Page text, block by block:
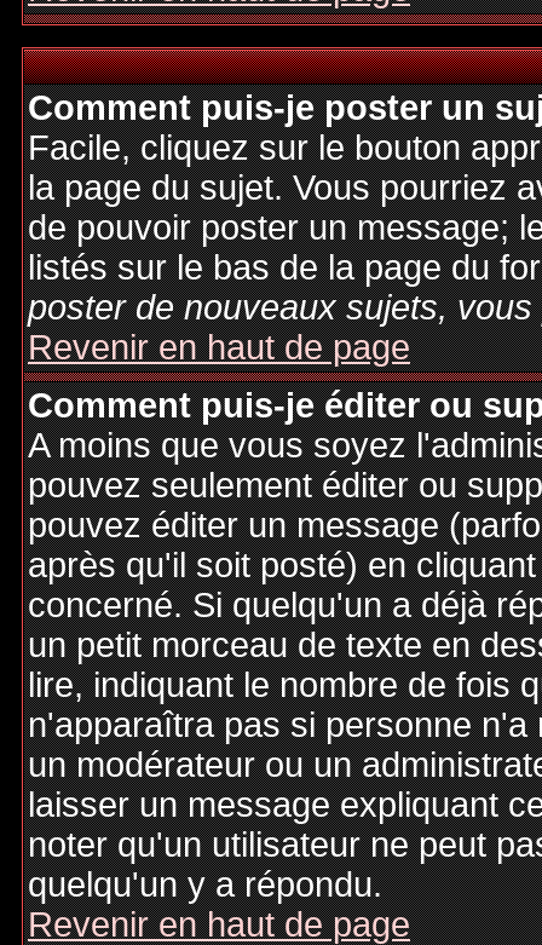
Comment puis-je poster un
Facile, cliquez sur le bouton
la page du sujet. Vous pourriez
de pouvoir poster un message;
listés sur le bas de la page du
poster de nouveaux sujets,
Revenir en haut de page
Comment puis-je éditer ou
A moins que vous soyez
pouvez seulement éditer ou
pouvez éditer un message
après qu'il soit posté) en
concerné. Si quelqu'un a déjà
un petit morceau de texte en
lire, indiquant le nombre de fois
n'apparaîtra pas si personne
un modérateur ou un
laisser un message expliquant
noter qu'un utilisateur ne peut
quelqu'un y a répondu.
Revenir en haut de page